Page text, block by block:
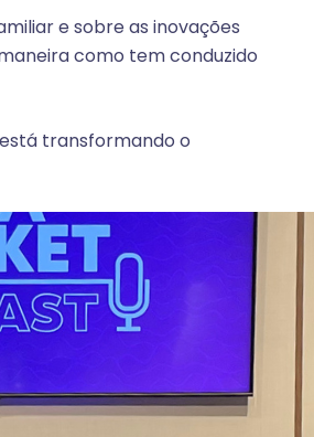
e sobre as inovações
como tem conduzido
transformando o